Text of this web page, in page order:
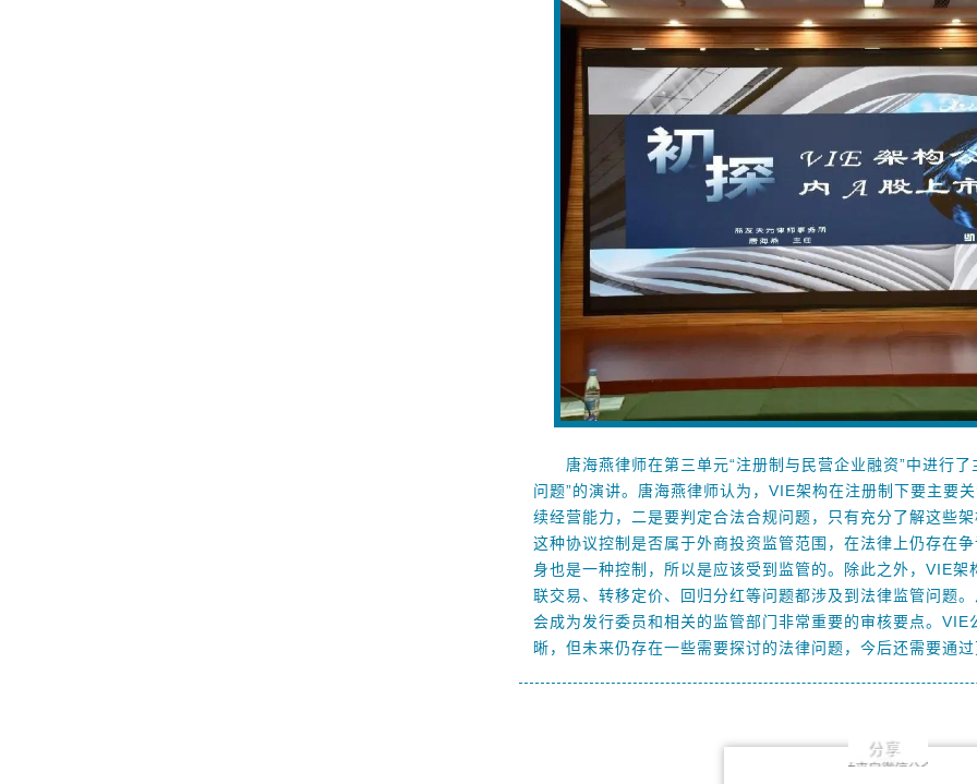
唐海燕律师在第三单元“注册制与民营企业融资”中进行
问题”的演讲。唐海燕律师认为，VIE架构在注册制下要主要
续经营能力，二是要判定合法合规问题，只有充分了解这些
这种协议控制是否属于外商投资监管范围，在法律上仍存在
身也是一种控制，所以是应该受到监管的。除此之外，VIE架
联交易、转移定价、回归分红等问题都涉及到法律监管问题
会成为发行委员和相关的监管部门非常重要的审核要点。VIE
晰，但未来仍存在一些需要探讨的法律问题，今后还需要通过
分享